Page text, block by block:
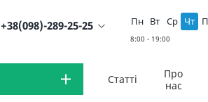
+38(098)-289-25-25 Пн Вт Ср Чт
Статті
Про
нас